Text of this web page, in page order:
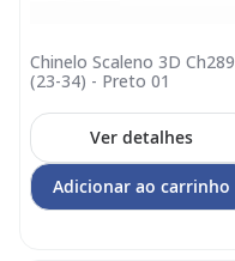
Chinelo Scaleno 3D Ch289
(23-34) - Preto 01
Ver detalhes
Adicionar ao carrinho